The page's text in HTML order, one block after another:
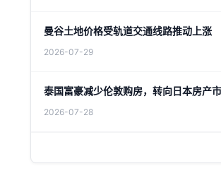
曼谷土地价格受轨道交通线路推动上涨
2026-07-29
泰国富豪减少伦敦购房，转向日本房产
2026-07-28